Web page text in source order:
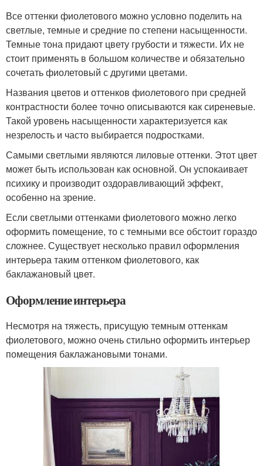
Все оттенки фиолетового можно условно поделить на
светлые, темные и средние по степени насыщенности.
Темные тона придают цвету грубости и тяжести. Их не
стоит применять в большом количестве и обязательно
сочетать фиолетовый с другими цветами.
Названия цветов и оттенков фиолетового при средней
контрастности более точно описываются как сиреневые.
Такой уровень насыщенности характеризуется как
незрелость и часто выбирается подростками.
Самыми светлыми являются лиловые оттенки. Этот цвет
может быть использован как основной. Он успокаивает
психику и производит оздоравливающий эффект,
особенно на зрение.
Если светлыми оттенками фиолетового можно легко
оформить помещение, то с темными все обстоит гораздо
сложнее. Существует несколько правил оформления
интерьера таким оттенком фиолетового, как
баклажановый цвет.
Оформление интерьера
Несмотря на тяжесть, присущую темным оттенкам
фиолетового, можно очень стильно оформить интерьер
помещения баклажановыми тонами.